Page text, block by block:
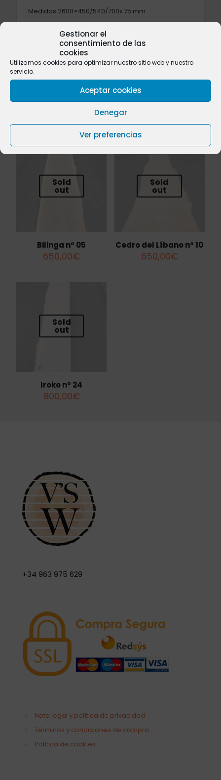
Gestionar el
consentimiento de las
cookies
Utilizamos cookies para optimizar nuestro sitio web y nuestro
servicio.
Aceptar cookies
Denegar
Ver preferencias
Medidas 2600×450/540/700x 75 mm.
necesidades,póngase en contacto con nosotros
Productos relacionados
Sold
out
Bilinga nº 05
650,00€
Sold
out
Cedro del Líbano nº 10
650,00€
Sold
out
Iroko nº 24
800,00€
+34 963 975 629
Nota legal y política de privacidad
Términos y condiciones de compra
Política de cookies